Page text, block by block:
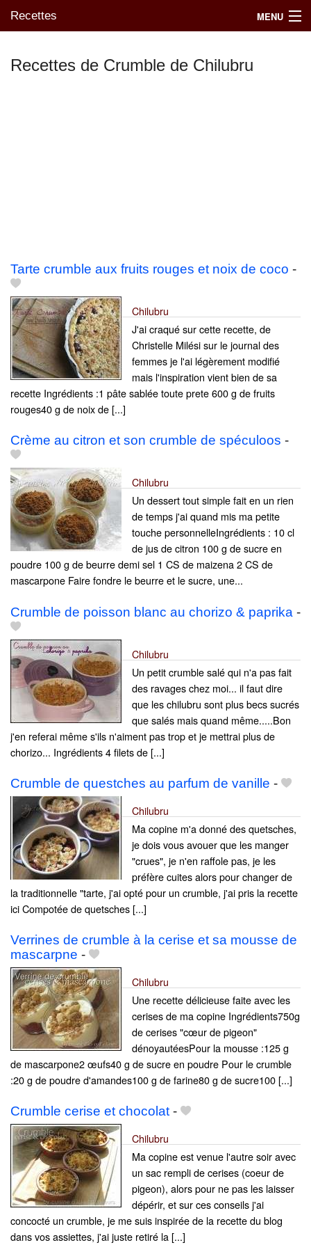
Recettes MENU
Recettes de Crumble de Chilubru
Tarte crumble aux fruits rouges et noix de coco -
Chilubru
J'ai craqué sur cette recette, de
Christelle Milési sur le journal des
femmes je l'ai légèrement modifié
mais l'inspiration vient bien de sa
recette Ingrédients :1 pâte sablée toute prete 600 g de fruits
rouges40 g de noix de [...]
Crème au citron et son crumble de spéculoos -
Chilubru
Un dessert tout simple fait en un rien
de temps j'ai quand mis ma petite
touche personnelleIngrédients : 10 cl
de jus de citron 100 g de sucre en
poudre 100 g de beurre demi sel 1 CS de maizena 2 CS de
mascarpone Faire fondre le beurre et le sucre, une...
Crumble de poisson blanc au chorizo & paprika -
Chilubru
Un petit crumble salé qui n'a pas fait
des ravages chez moi... il faut dire
que les chilubru sont plus becs sucrés
que salés mais quand même.....Bon
j'en referai même s'ils n'aiment pas trop et je mettrai plus de
chorizo... Ingrédients 4 filets de [...]
Crumble de questches au parfum de vanille -
Chilubru
Ma copine m'a donné des quetsches,
je dois vous avouer que les manger
"crues", je n'en raffole pas, je les
préfère cuites alors pour changer de
la traditionnelle "tarte, j'ai opté pour un crumble, j'ai pris la recette
ici Compotée de quetsches [...]
Verrines de crumble à la cerise et sa mousse de
mascarpne -
Chilubru
Une recette délicieuse faite avec les
cerises de ma copine Ingrédients750g
de cerises "cœur de pigeon"
dénoyautéesPour la mousse :125 g
de mascarpone2 œufs40 g de sucre en poudre Pour le crumble
:20 g de poudre d'amandes100 g de farine80 g de sucre100 [...]
Crumble cerise et chocolat -
Chilubru
Ma copine est venue l'autre soir avec
un sac rempli de cerises (coeur de
pigeon), alors pour ne pas les laisser
dépérir, et sur ces conseils j'ai
concocté un crumble, je me suis inspirée de la recette du blog
dans vos assiettes, j'ai juste retiré la [...]